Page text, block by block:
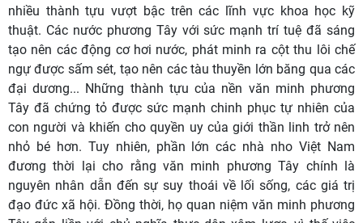
nhiều thành tựu vượt bậc trên các lĩnh vực khoa học kỹ
thuật. Các nước phương Tây với sức mạnh trí tuệ đã sáng
tạo nên các động cơ hơi nước, phát minh ra cột thu lôi chế
ngự được sấm sét, tạo nên các tàu thuyền lớn băng qua các
đại dương... Những thành tựu của nền văn minh phương
Tây đã chứng tỏ được sức mạnh chinh phục tự nhiên của
con người và khiến cho quyền uy của giới thần linh trở nên
nhỏ bé hơn. Tuy nhiên, phần lớn các nhà nho Việt Nam
đương thời lại cho rằng văn minh phương Tây chính là
nguyên nhân dẫn đến sự suy thoái về lối sống, các giá trị
đạo đức xã hội. Đồng thời, họ quan niệm văn minh phương